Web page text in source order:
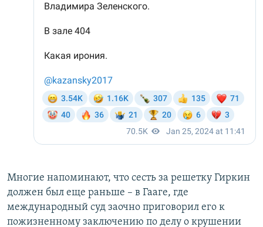
Многие напоминают, что сесть за решетку Гиркин
должен был еще раньше – в Гааге, где
международный суд заочно приговорил его к
пожизненному заключению по делу о крушении